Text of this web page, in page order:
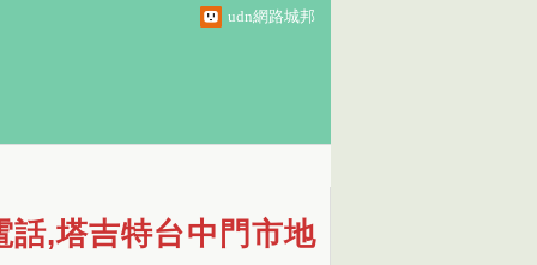
udn網路城邦
話,塔吉特台中門市地